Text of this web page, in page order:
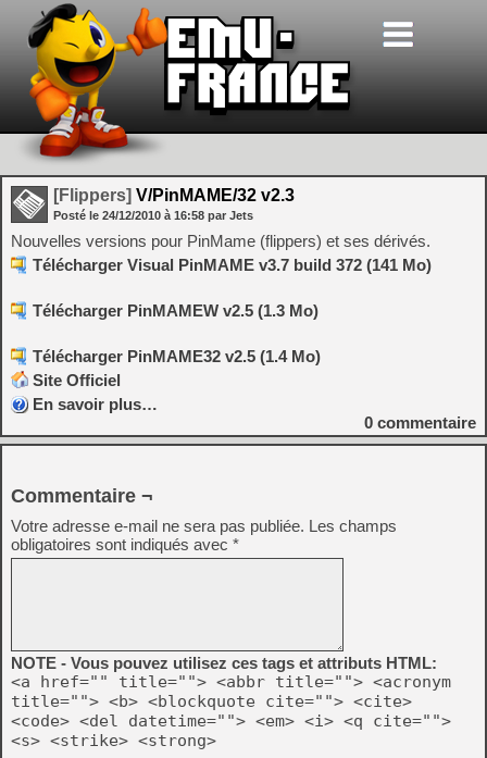
[Flippers] V/PinMAME/32 v2.3
Posté le 24/12/2010 à 16:58 par Jets
Nouvelles versions pour PinMame (flippers) et ses dérivés.
Télécharger Visual PinMAME v3.7 build 372 (141 Mo)
Télécharger PinMAMEW v2.5 (1.3 Mo)
Télécharger PinMAME32 v2.5 (1.4 Mo)
Site Officiel
En savoir plus…
0 commentaire
Commentaire ¬
Votre adresse e-mail ne sera pas publiée. Les champs
obligatoires sont indiqués avec *
NOTE - Vous pouvez utilisez ces tags et attributs HTML:
<a href="" title=""> <abbr title=""> <acronym
title=""> <b> <blockquote cite=""> <cite>
<code> <del datetime=""> <em> <i> <q cite="">
<s> <strike> <strong>